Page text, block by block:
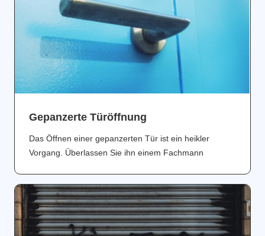
Gepanzerte Türöffnung
Das Öffnen einer gepanzerten Tür ist ein heikler
Vorgang. Überlassen Sie ihn einem Fachmann